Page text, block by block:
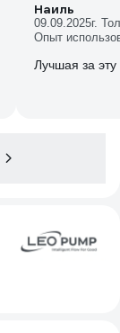
Наиль
09.09.2025г.
Опыт
Лучшая за эту